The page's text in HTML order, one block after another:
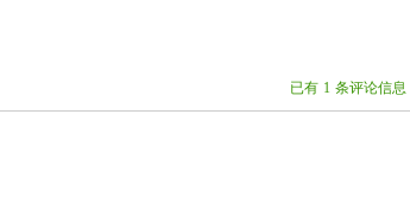
已有 1 条评论信